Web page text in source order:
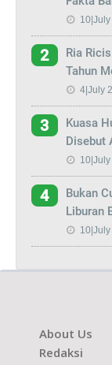
2
Ria
Tahun
4|July
3
Kuasa
Disebut
4
Bukan
Liburan
About Us
Redaksi